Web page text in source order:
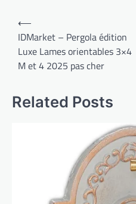
Navigation
de
l’article
⟵
IDMarket – Pergola édition
Luxe Lames orientables 3×4
M et 4 2025 pas cher
Related Posts